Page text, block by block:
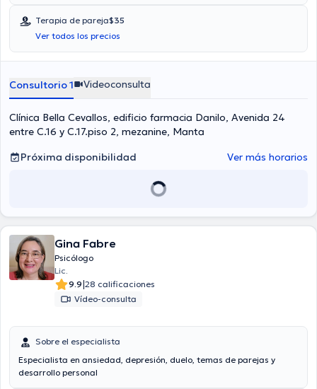
Terapia de pareja$35
Ver todos los precios
Consultorio 1 Videoconsulta
Clínica Bella Cevallos, edificio farmacia Danilo, Avenida 24
entre C.16 y C.17.piso 2, mezanine, Manta
Próxima disponibilidad
Ver más horarios
Gina Fabre
Psicólogo
Lic.
9.9|28 calificaciones
Vídeo-consulta
Sobre el especialista
Especialista en ansiedad, depresión, duelo, temas de parejas y
desarrollo personal